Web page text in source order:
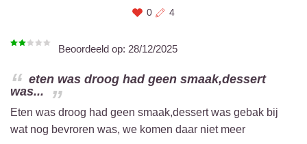
0 4
Beoordeeld op: 28/12/2025
eten was droog had geen smaak,dessert
was...
Eten was droog had geen smaak,dessert was gebak bij
wat nog bevroren was, we komen daar niet meer